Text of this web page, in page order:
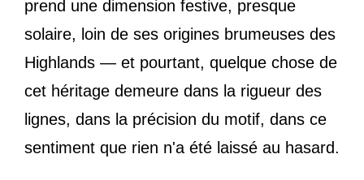
prend une dimension festive, presque
solaire, loin de ses origines brumeuses des
Highlands — et pourtant, quelque chose de
cet héritage demeure dans la rigueur des
lignes, dans la précision du motif, dans ce
sentiment que rien n'a été laissé au hasard.